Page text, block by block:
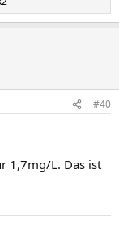
#40
1,7mg/L. Das ist